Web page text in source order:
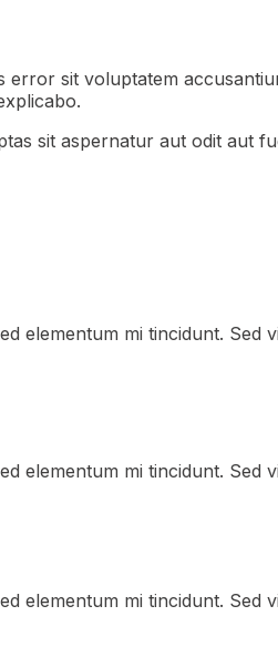
error sit voluptatem
sit aspernatur aut odit aut
elementum mi tincidunt. Sed
elementum mi tincidunt. Sed
elementum mi tincidunt. Sed